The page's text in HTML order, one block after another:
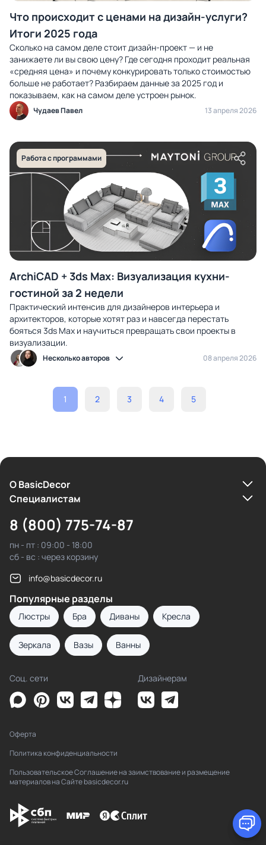
Что происходит с ценами на дизайн-услуги?
Итоги 2025 года
Сколько на самом деле стоит дизайн-проект — и не
занижаете ли вы свою цену? Где сегодня проходит реальная
«средняя цена» и почему конкурировать только стоимостью
больше не работает? Разбираем данные за 2025 год и
показываем, как на самом деле устроен рынок.
Чудаев Павел 13 апреля 2026
Работа с программами
ArchiCAD + 3ds Max: Визуализация кухни-
гостиной за 2 недели
Практический интенсив для дизайнеров интерьера и
архитекторов, которые хотят раз и навсегда перестать
бояться 3ds Max и научиться превращать свои проекты в
визуализации.
Несколько авторов 08 апреля 2026
1 2 3 4 5
О BasicDecor
Cпециалистам
8 (800) 775-74-87
пн - пт : 09:00 - 18:00
сб - вс : через корзину
info@basicdecor.ru
Популярные разделы
Люстры Бра Диваны Кресла
Зеркала Вазы Ванны
Соц. сети Дизайнерам
Оферта
Политика конфиденциальности
Пользовательское Соглашение на заимствование и размещение
материалов на Сайте basicdecor.ru